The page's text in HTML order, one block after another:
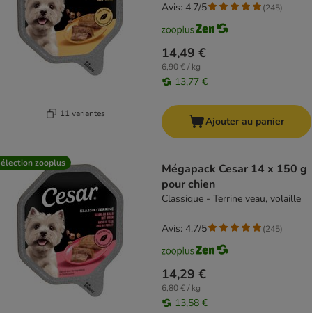
11 variantes
14,49 €
6,90 € / kg
13,77 €
Avis: 4.7/5 (245)
Ajouter au panier
zooplus
Mégapack Cesar 14 x 150 g
pour chien
Classique - Terrine veau, volaille
14,29 €
6,80 € / kg
13,58 €
Avis: 4.7/5 (245)